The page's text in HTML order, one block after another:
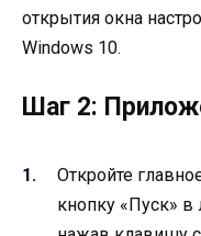
открытия окна
Windows 10.
Шаг 2:
Откройте
кнопку «Пуск»